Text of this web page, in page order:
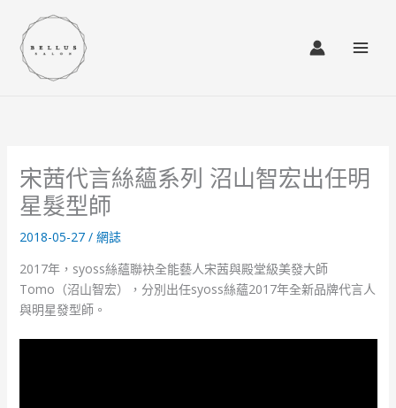
content
宋茜代言絲蘊系列 沼山智宏出任明
星髮型師
2018-05-27 / 網誌
2017年，syoss絲蘊聯袂全能藝人宋茜與殿堂級美發大師
Tomo（沼山智宏），分別出任syoss絲蘊2017年全新品牌代言人
與明星發型師。